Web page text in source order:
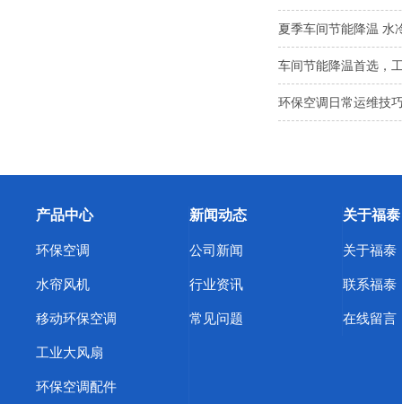
夏季车间节能降温
车间节能降温首选，
环保空调日常运维技
产品中心
环保空调
水帘风机
移动环保空调
工业大风扇
环保空调配件
新闻动态
公司新闻
行业资讯
常见问题
关于福泰
关于福泰
联系福泰
在线留言